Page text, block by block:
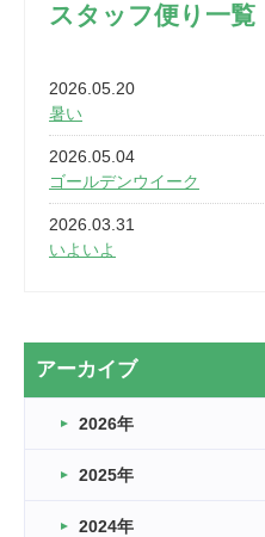
スタッフ便り一覧
2026.05.20
暑い
2026.05.04
ゴールデンウイーク
2026.03.31
いよいよ
2026.03.20
なぎなた
2026.03.16
車いすバスケとRくんのお話
アーカイブ
2026年
2025年
2024年